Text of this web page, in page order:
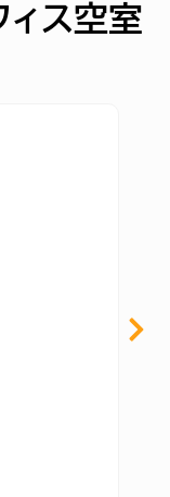
ィス空室